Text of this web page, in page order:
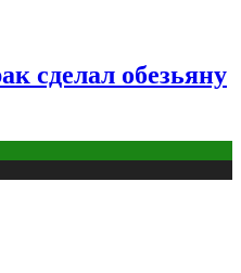
сделал обезьяну